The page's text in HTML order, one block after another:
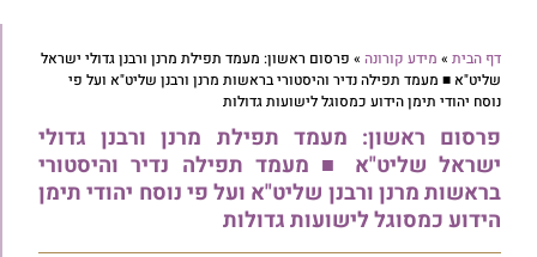
דף הבית » מידע קורונה » פרסום ראשון: מעמד תפילת מרנן ורבנן גדולי ישראל
שליט"א ■ מעמד תפילה נדיר והיסטורי בראשות מרנן ורבנן שליט"א ועל פי
נוסח יהודי תימן הידוע כמסוגל לישועות גדולות
פרסום ראשון: מעמד תפילת מרנן ורבנן גדולי
ישראל שליט"א ■ מעמד תפילה נדיר והיסטורי
בראשות מרנן ורבנן שליט"א ועל פי נוסח יהודי תימן
הידוע כמסוגל לישועות גדולות